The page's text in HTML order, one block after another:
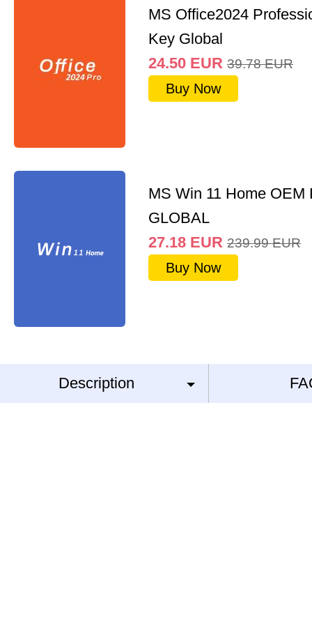
MS Office2024
Key Global
24.50 EUR 39.78 EUR
Buy Now
MS Win 11 Home OEM
GLOBAL
27.18 EUR 239.99 EUR
Buy Now
Description